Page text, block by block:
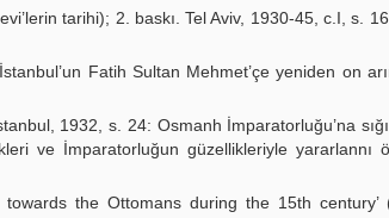
tarihi); 2. baskı. Tel Aviv, 1930-45, c.I, s.
Fatih Sultan Mehmet’çe yeniden on
1932, s. 24: Osmanh İmparatorluğu’na
ve İmparatorluğun güzellikleriyle yararlannı
the Ottomans during the 15th century’